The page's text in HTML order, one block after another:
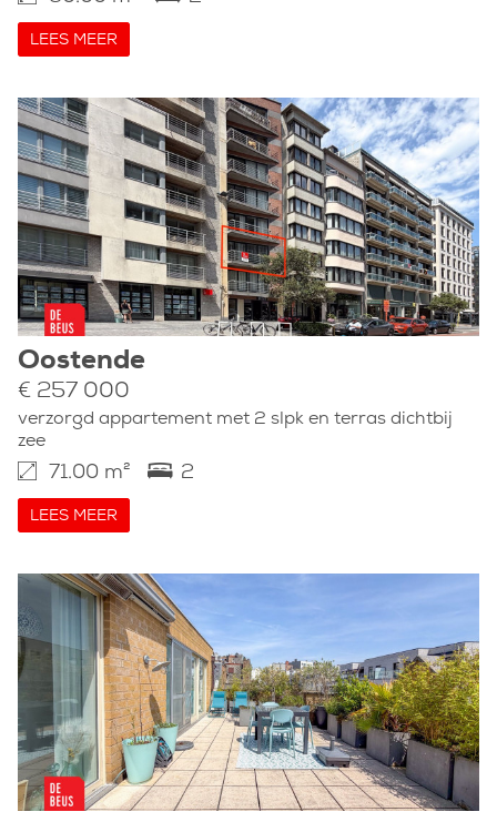
LEES MEER
Oostende
€ 257 000
verzorgd appartement met 2 slpk en terras dichtbij
zee
71.00 m² 2
LEES MEER